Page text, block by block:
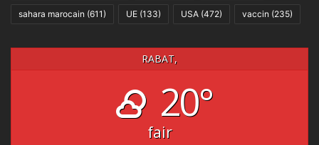
sahara marocain (611) UE (133) USA (472) vaccin (235)
RABAT,
20°
fair